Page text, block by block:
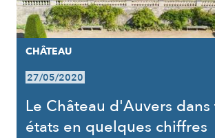
CHÂTEAU
27/05/2020
Le Château d'Auvers dans
états en quelques chiffres